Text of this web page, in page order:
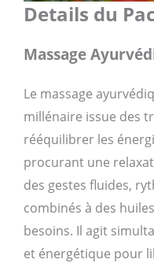
Details du
Massage
Le massage
millénaire issue des
rééquilibrer les
procurant une
des gestes fluides,
combinés à des
besoins. Il agit
et énergétique pour